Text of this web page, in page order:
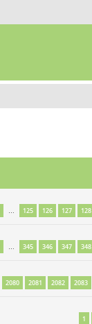
… 125 126 127 128
… 345 346 347 348
2080 2081 2082 2083
1